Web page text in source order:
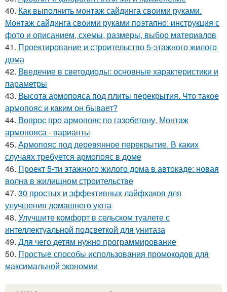
40. Как выполнить монтаж сайдинга своими руками.
Монтаж сайдинга своими руками поэтапно: инструкция с
фото и описанием, схемы, размеры, выбор материалов
41. Проектирование и строительство 5-этажного жилого
дома
42. Введение в светодиоды: основные характеристики и
параметры
43. Высота армопояса под плиты перекрытия. Что такое
армопояс и каким он бывает?
44. Вопрос про армопояс по газобетону. Монтаж
армопояса - варианты
45. Армопояс под деревянное перекрытие. В каких
случаях требуется армопояс в доме
46. Проект 5-ти этажного жилого дома в автокаде: новая
волна в жилищном строительстве
47. 30 простых и эффективных лайфхаков для
улучшения домашнего уюта
48. Улучшите комфорт в сельском туалете с
интеллектуальной подсветкой для унитаза
49. Для чего детям нужно программирование
50. Простые способы использования промокодов для
максимальной экономии